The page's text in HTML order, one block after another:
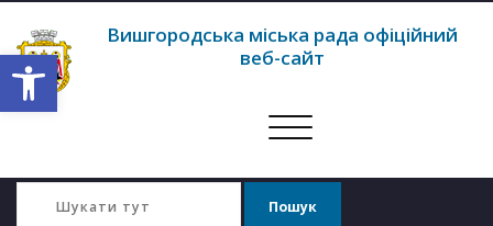
Відкрити Панель інструментів
Вишгородська міська рада офіційний
веб-сайт
Перемкнути